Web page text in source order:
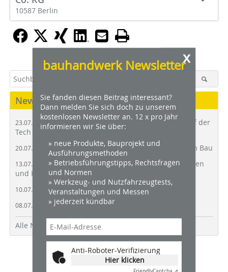
10587 Berlin
x
bauhandwerk Newsletter
Sie fanden diesen Beitrag interessant?
Dann melden Sie sich doch zu unserem
kostenlosen Newsletter an. 12 x pro Jahr
informieren wir Sie über:
» neue Produkte, Bauprojekt und
Ausführungsmethoden
» Betriebsführungstipps, Rechtsfragen
und Normen
» Werkzeug- und Nutzfahrzeugtests,
Veranstaltungen und Messen
» jederzeit kündbar
Anti-Roboter-Verifizierung
Hier klicken
News
23.07.2026 | Bundesbauministerin Verena Hubertz auf der
Tech in Construction 2026 in Berlin
20.07.2026 | Asbest ist Todesursache Nummer Eins am Bau
13.07.2026 | Baustellenüberwachung mit Kameratürmen
und Künstlicher Intelligenz
10.07.2026 |SiGeKo-Standardwerk in drei Bänden
08.07.2026 |Stihl und Kärcher starten Akku-Allianz
Alle News